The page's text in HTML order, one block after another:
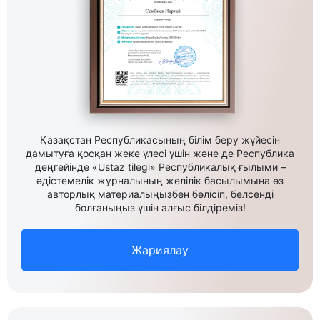
Қазақстан Республикасының білім беру жүйесін
дамытуға қосқан жеке үлесі үшін және де Республика
деңгейінде «Ustaz tilegi» Республикалық ғылыми –
әдістемелік журналының желілік басылымына өз
авторлық материалыңызбен бөлісіп, белсенді
болғаныңыз үшін алғыс білдіреміз!
Жариялау